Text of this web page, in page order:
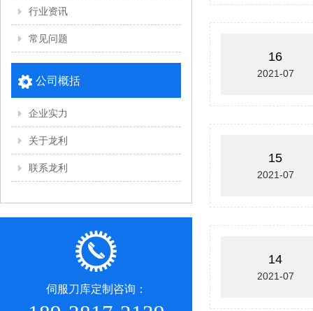
行业资讯
常见问题
公司概括
企业实力
关于龙利
联系龙利
伺服刀库定制咨询：
16
2021-07
15
2021-07
14
2021-07